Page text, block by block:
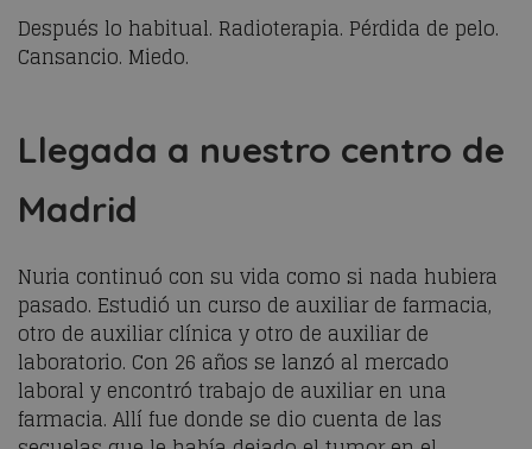
Después lo habitual. Radioterapia. Pérdida de pelo.
Cansancio. Miedo.
Llegada a nuestro centro de
Madrid
Nuria continuó con su vida como si nada hubiera
pasado. Estudió un curso de auxiliar de farmacia,
otro de auxiliar clínica y otro de auxiliar de
laboratorio. Con 26 años se lanzó al mercado
laboral y encontró trabajo de auxiliar en una
farmacia. Allí fue donde se dio cuenta de las